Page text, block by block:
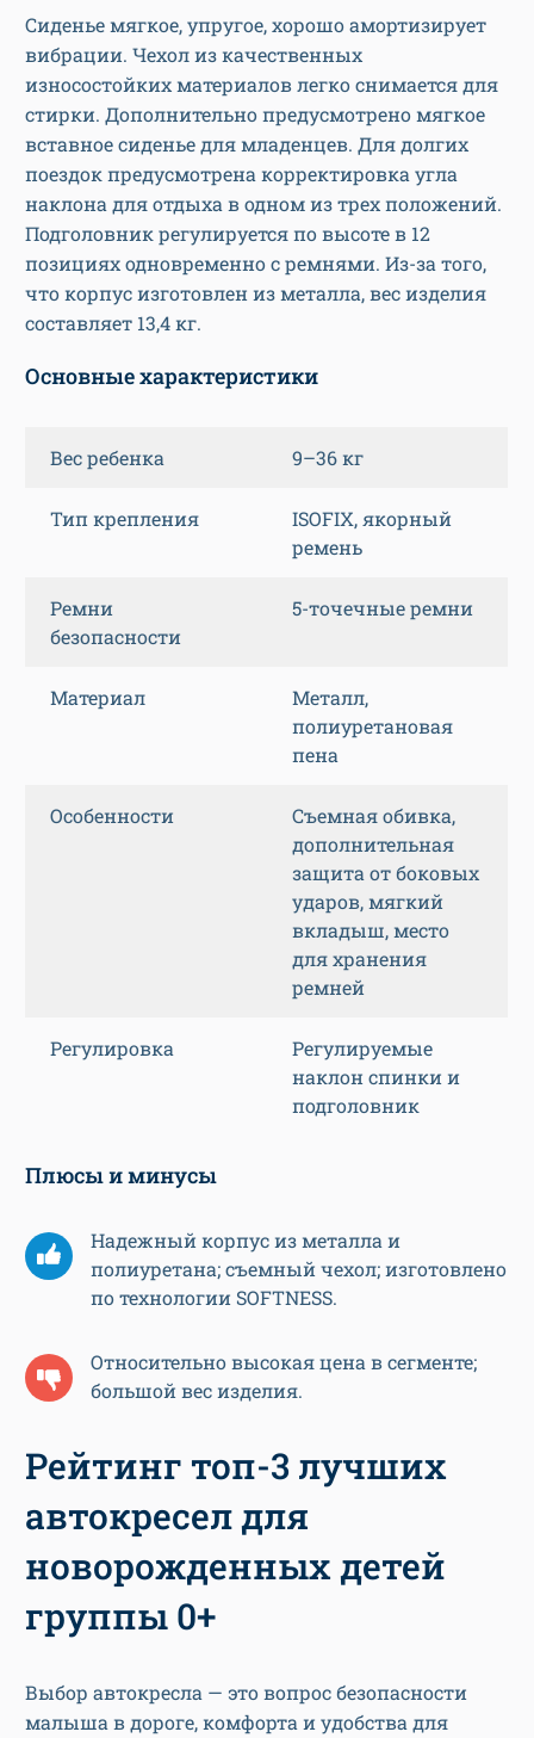
Сиденье мягкое, упругое, хорошо амортизирует
вибрации. Чехол из качественных
износостойких материалов легко снимается для
стирки. Дополнительно предусмотрено мягкое
вставное сиденье для младенцев. Для долгих
поездок предусмотрена корректировка угла
наклона для отдыха в одном из трех положений.
Подголовник регулируется по высоте в 12
позициях одновременно с ремнями. Из-за того,
что корпус изготовлен из металла, вес изделия
составляет 13,4 кг.
Основные характеристики
Вес ребенка 9–36 кг
Тип крепления
ISOFIX, якорный
ремень
Ремни
безопасности
5-точечные ремни
Материал
Металл,
полиуретановая
пена
Особенности
Съемная обивка,
дополнительная
защита от боковых
ударов, мягкий
вкладыш, место
для хранения
ремней
Регулировка
Регулируемые
наклон спинки и
подголовник
Плюсы и минусы
Надежный корпус из металла и
полиуретана; съемный чехол; изготовлено
по технологии SOFTNESS.
Относительно высокая цена в сегменте;
большой вес изделия.
Рейтинг топ-3 лучших
автокресел для
новорожденных детей
группы 0+
Выбор автокресла — это вопрос безопасности
малыша в дороге, комфорта и удобства для